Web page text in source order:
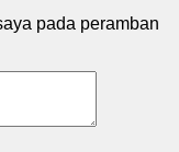
pada peramban